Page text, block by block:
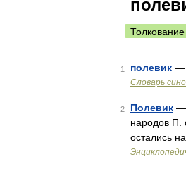
Толкование
1 полевик —
Словарь
2 Полевик —
народов П.
остались